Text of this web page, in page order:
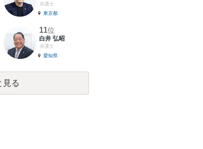
弁護士
東京都
11位
白井 弘昭
弁護士
愛知県
見る